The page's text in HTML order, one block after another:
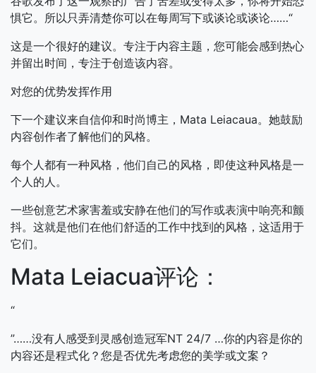
惧它。所以只弄清楚你可以在每周写下或谈论或谈论……“
这是一个很好的建议。专注于内容主题，您可能会感到热心
并留出时间，专注于创造该内容。
对您的优势发挥作用
下一个建议来自信仰和时尚博主，Mata Leiacaua。她鼓励
内容创作者了解他们的风格。
每个人都有一种风格，他们自己的风格，即使这种风格是一
个人的人。
一些创意艺术家害羞或安静在他们的写作或表演中响亮和颤
抖。这就是他们在他们舒适的工作中找到的风格，这适用于
它们。
Mata Leiacua评论：
“
”……没有人感受到灵感创造冠军NT 24/7 …你的内容是你的
内容还是程式化？您是否优先考虑您的美学或文案？